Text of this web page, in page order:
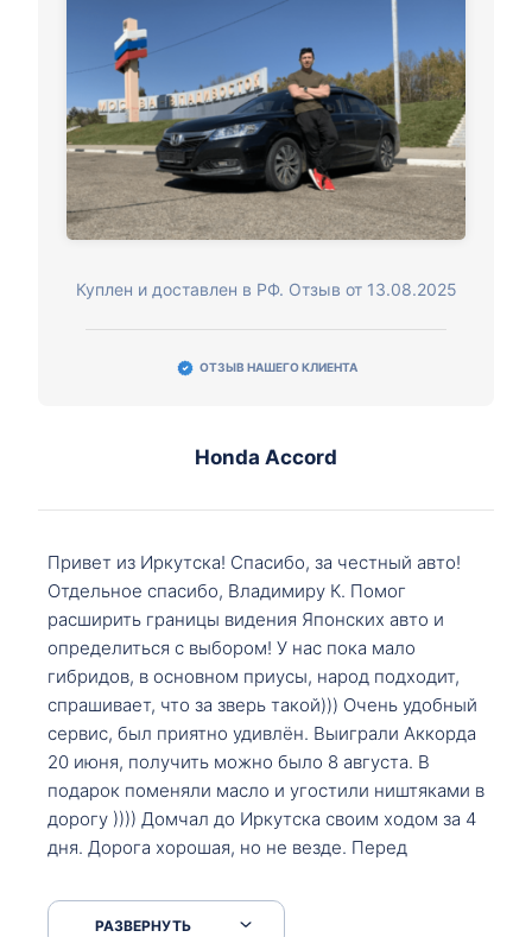
Куплен и доставлен в РФ. Отзыв от 13.08.2025
ОТЗЫВ НАШЕГО КЛИЕНТА
Honda Accord
Привет из Иркутска! Спасибо, за честный авто!
Отдельное спасибо, Владимиру К. Помог
расширить границы видения Японских авто и
определиться с выбором! У нас пока мало
гибридов, в основном приусы, народ подходит,
спрашивает, что за зверь такой))) Очень удобный
сервис, был приятно удивлён. Выиграли Аккорда
20 июня, получить можно было 8 августа. В
подарок поменяли масло и угостили ништяками в
дорогу )))) Домчал до Иркутска своим ходом за 4
дня. Дорога хорошая, но не везде. Перед
серпантинах по пути следования.
РАЗВЕРНУТЬ